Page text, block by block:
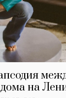
на